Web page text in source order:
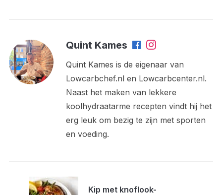
Quint Kames
Quint Kames is de eigenaar van
Lowcarbchef.nl en Lowcarbcenter.nl.
Naast het maken van lekkere
koolhydraatarme recepten vindt hij het
erg leuk om bezig te zijn met sporten
en voeding.
Kip met knoflook-